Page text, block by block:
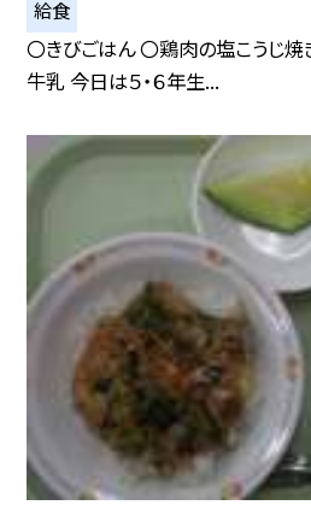
給食
〇きびごはん 〇鶏肉の塩こうじ
牛乳 今日は５・６年生...